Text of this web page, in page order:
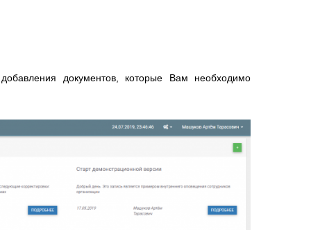
документов, которые Вам необходимо